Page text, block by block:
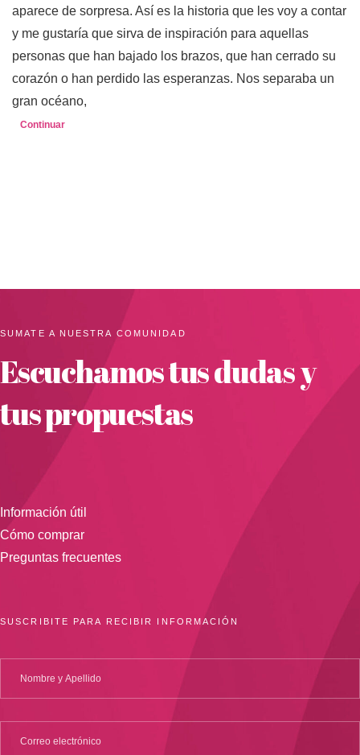
aparece de sorpresa. Así es la historia que les voy a contar
y me gustaría que sirva de inspiración para aquellas
personas que han bajado los brazos, que han cerrado su
corazón o han perdido las esperanzas. Nos separaba un
gran océano,
Continuar
SUMATE A NUESTRA COMUNIDAD
Escuchamos tus dudas y
tus propuestas
Información útil
Cómo comprar
Preguntas frecuentes
SUSCRIBITE PARA RECIBIR INFORMACIÓN